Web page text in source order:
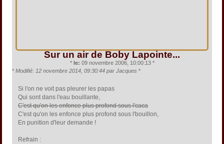
Sur un air de Boby Lapointe...
* le: 09 novembre 2006, 10:00:13 *
* Modifié: 12 novembre 2014, 09:30:44 par Jacques *
Si l'on ne voit pas pleurer les papas
Qui sont dans l'eau bouillante,
C'est qu'on les enfonce plus profond sous l'caca
C'est qu'on les enfonce plus profond sous l'bouillon,
En punition d'leur demande !
Refrain :